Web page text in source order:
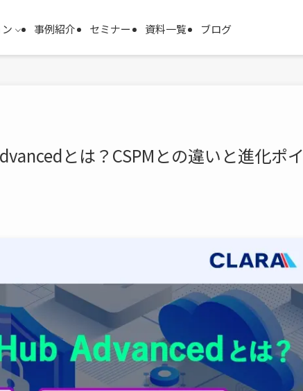
事例紹介 セミナー 資料一覧 ブログ
とは？CSPMとの違いと進化ポイ